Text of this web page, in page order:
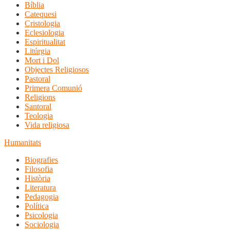
Bíblia
Catequesi
Cristologia
Eclesiologia
Espiritualitat
Litúrgia
Mort i Dol
Objectes Religiosos
Pastoral
Primera Comunió
Religions
Santoral
Teologia
Vida religiosa
Humanitats
Biografies
Filosofia
Història
Literatura
Pedagogia
Política
Psicologia
Sociologia